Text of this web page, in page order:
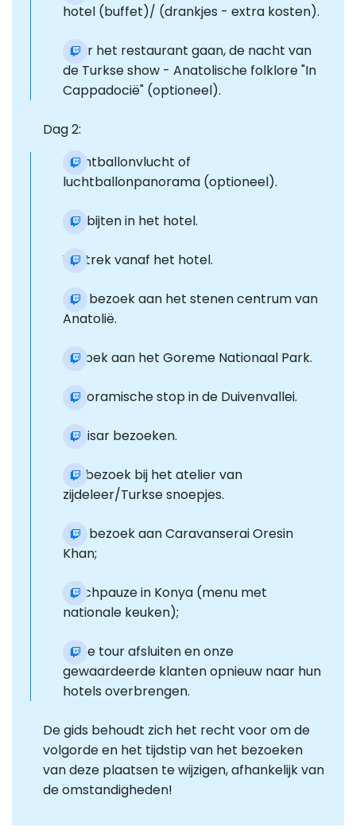
hotel (buffet)/ (drankjes - extra kosten).
Naar het restaurant gaan, de nacht van
de Turkse show - Anatolische folklore "In
Cappadocië" (optioneel).
Dag 2:
Luchtballonvlucht of
luchtballonpanorama (optioneel).
Ontbijten in het hotel.
Vertrek vanaf het hotel.
Een bezoek aan het stenen centrum van
Anatolië.
Bezoek aan het Goreme Nationaal Park.
Panoramische stop in de Duivenvallei.
Uchisar bezoeken.
Op bezoek bij het atelier van
zijdeleer/Turkse snoepjes.
Een bezoek aan Caravanserai Oresin
Khan;
Lunchpauze in Konya (menu met
nationale keuken);
Onze tour afsluiten en onze
gewaardeerde klanten opnieuw naar hun
hotels overbrengen.
De gids behoudt zich het recht voor om de
volgorde en het tijdstip van het bezoeken
van deze plaatsen te wijzigen, afhankelijk van
de omstandigheden!